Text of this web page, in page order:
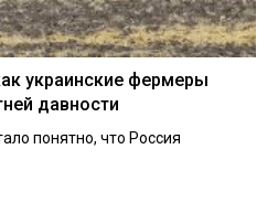
украинские фермеры
давности
понятно, что Россия